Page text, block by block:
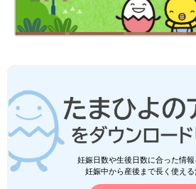
妊娠日数や生後日数に合った情
妊娠中から産後まで長く使える